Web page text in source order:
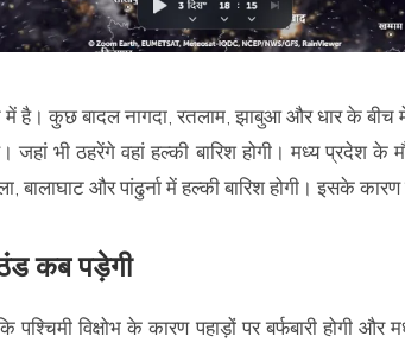
है। कुछ बादल नागदा, रतलाम, झाबुआ और धार के बीच
जहां भी ठहरेंगे वहां हल्की बारिश होगी। मध्य प्रदेश के
बालाघाट और पांढुर्ना में हल्की बारिश होगी। इसके
कब पड़ेगी
पश्चिमी विक्षोभ के कारण पहाड़ों पर बर्फबारी होगी